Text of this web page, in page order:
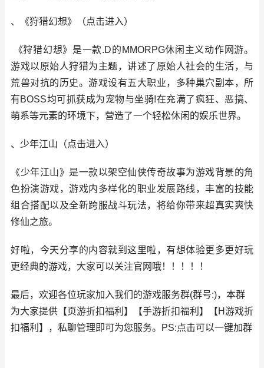
、《狩猎幻想》 （点击进 入）
《狩猎幻想》是一款.D的MMORPG休闲主义动作网游。
游戏以原始人狩猎为主题，讲述了原始人社会的生活，与
荒兽对抗的历史。游戏设有五大职业，多种巢穴副本，所
有BOSS均可抓获成为宠物与坐骑!在充满了疯狂、恶搞、
萌系等元素的环境下，营造了一个轻松休闲的娱乐世界。
、少年江山 （点击进入）
《少年江山》是一款以架空仙侠传奇故事为游戏背景的角
色扮演游戏，游戏内多样化的职业发展路线，丰富的技能
组合搭配以及全新跨服战斗玩法，将给你带来超真实爽快
修仙之旅。
好啦，今天分享的内容就到这里啦，有想体验更多更好玩
更经典的游戏，大家可以关注官网哦！！！！！
最后，欢迎各位玩家加入我们的游戏服务群(群号:)，本群
为大家提供【页游折扣福利 】【手游折扣福利 】【H游戏折
扣福利 】，私聊管理即可为您服务。 PS:点击可以一键加群